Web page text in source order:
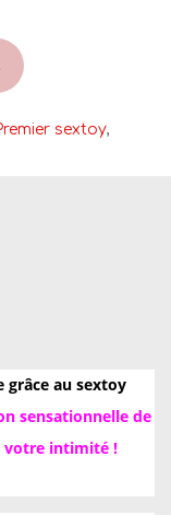
sextoy,
grâce au sextoy
sensationnelle de
votre intimité !